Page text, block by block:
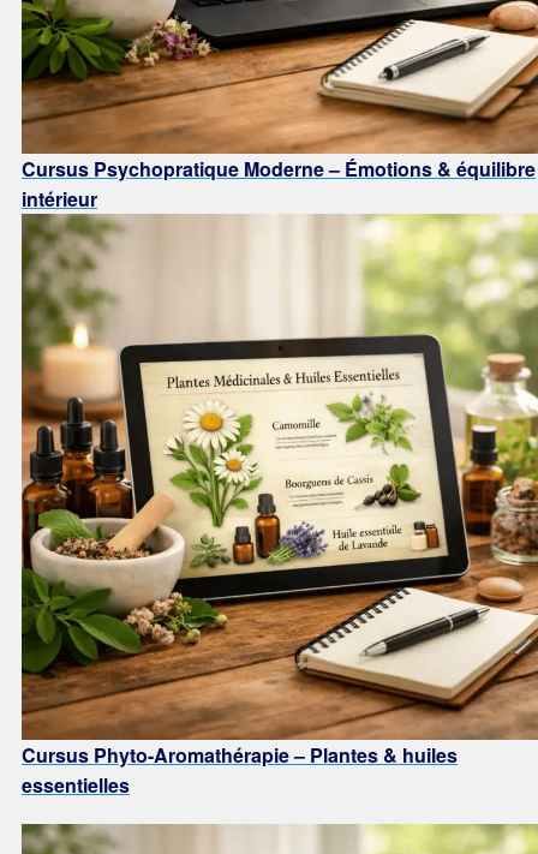
Cursus Psychopratique Moderne – Émotions & équilibre
intérieur
Cursus Phyto-Aromathérapie – Plantes & huiles
essentielles